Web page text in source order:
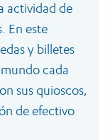
actividad de
En este
y billetes
cada
sus quioscos,
de efectivo